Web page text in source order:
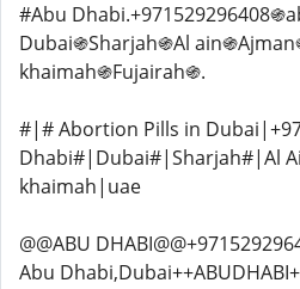
#Abu
Dubai֍Sharjah֍Al
khaimah֍Fujairah֍.
#|# Abortion Pills in
Dhabi#|Dubai#|Sharjah#|Al
khaimah|uae
@@ABU
Abu